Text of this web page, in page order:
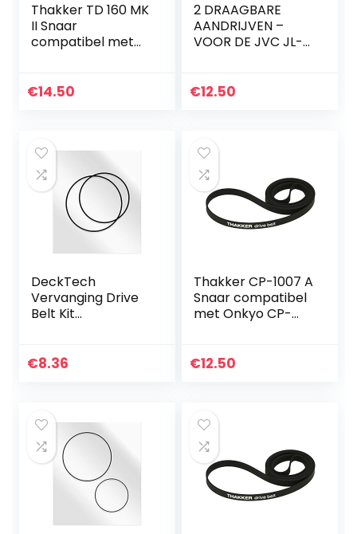
Thakker TD 160 MK
II Snaar
compatibel met
Platenspeler Belt
€14.50
2 DRAAGBARE
AANDRIJVEN –
VOOR DE JVC JL-
€12.50
DeckTech
Vervanging Drive
Belt Kit
WM34 WM 34
rubberen riem)
€8.36
Thakker CP-1007 A
Snaar compatibel
met Onkyo CP-
Aandrijfriemen
€12.50